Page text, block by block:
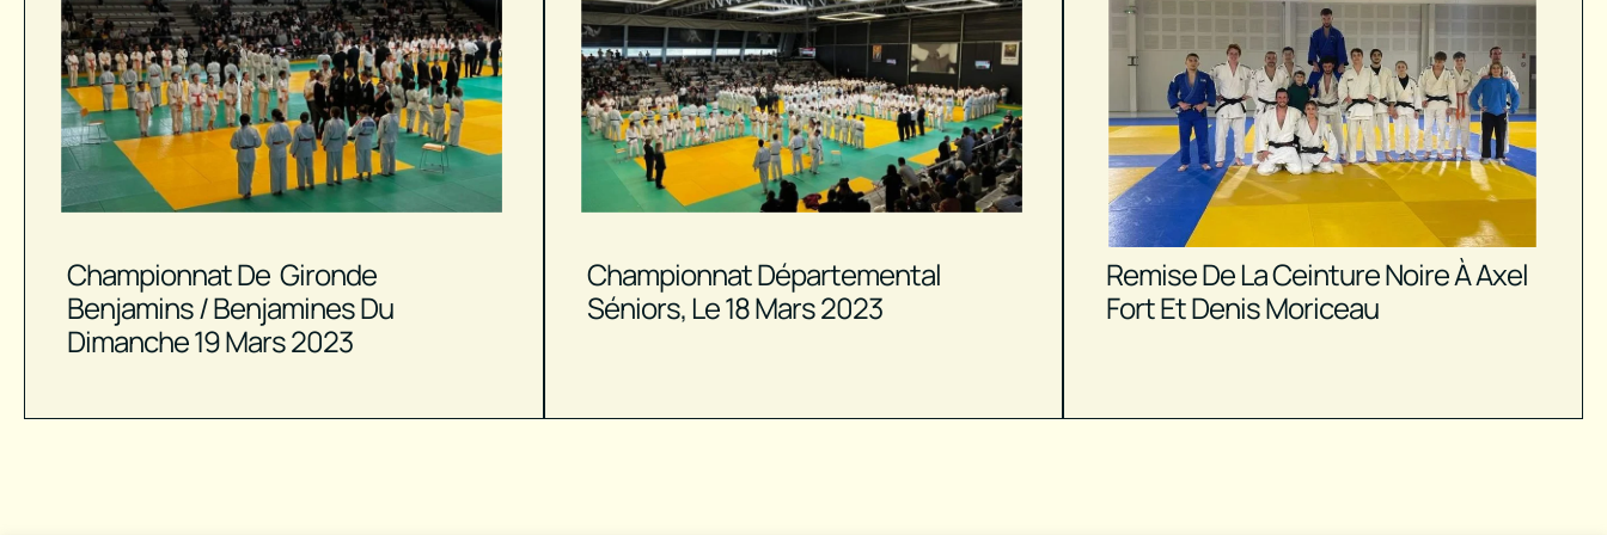
Championnat De Gironde
Benjamins / Benjamines Du
Dimanche 19 Mars 2023
Championnat Départemental
Séniors, Le 18 Mars 2023
Remise De La Ceinture Noire À Axel
Fort Et Denis Moriceau